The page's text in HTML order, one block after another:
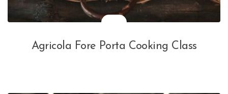
Agricola Fore Porta Cooking Class